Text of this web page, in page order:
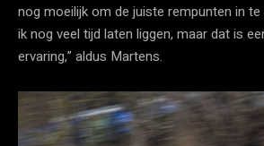
nog moeilijk om de juiste rempunten in
ik nog veel tijd laten liggen, maar dat is
ervaring,” aldus Martens.